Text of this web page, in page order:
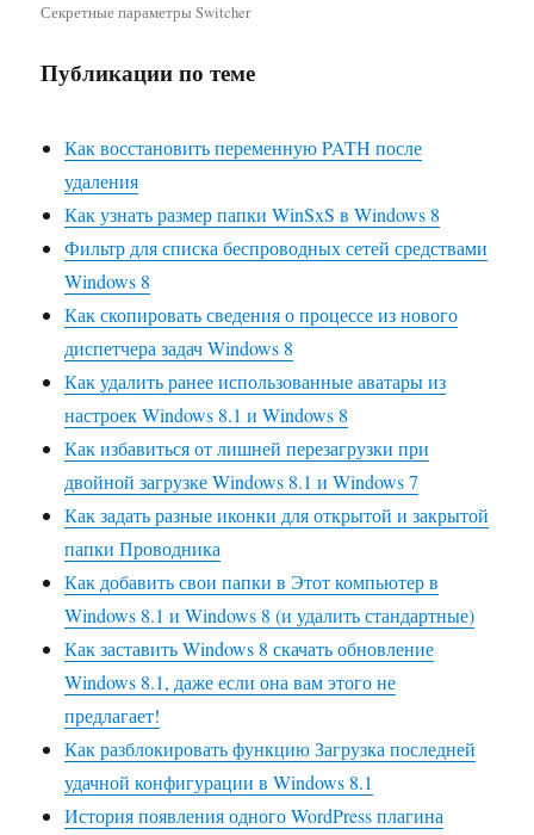
Секретные параметры Switcher
Публикации по теме
Как восстановить переменную PATH после
удаления
Как узнать размер папки WinSxS в Windows 8
Фильтр для списка беспроводных сетей средствами
Windows 8
Как скопировать сведения о процессе из нового
диспетчера задач Windows 8
Как удалить ранее использованные аватары из
настроек Windows 8.1 и Windows 8
Как избавиться от лишней перезагрузки при
двойной загрузке Windows 8.1 и Windows 7
Как задать разные иконки для открытой и закрытой
папки Проводника
Как добавить свои папки в Этот компьютер в
Windows 8.1 и Windows 8 (и удалить стандартные)
Как заставить Windows 8 скачать обновление
Windows 8.1, даже если она вам этого не
предлагает!
Как разблокировать функцию Загрузка последней
удачной конфигурации в Windows 8.1
История появления одного WordPress плагина